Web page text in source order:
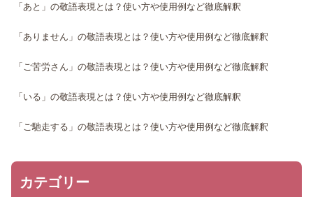
「あと」の敬語表現とは？使い方や使用例など徹底解釈
「ありません」の敬語表現とは？使い方や使用例など徹底解釈
「ご苦労さん」の敬語表現とは？使い方や使用例など徹底解釈
「いる」の敬語表現とは？使い方や使用例など徹底解釈
「ご馳走する」の敬語表現とは？使い方や使用例など徹底解釈
カテゴリー